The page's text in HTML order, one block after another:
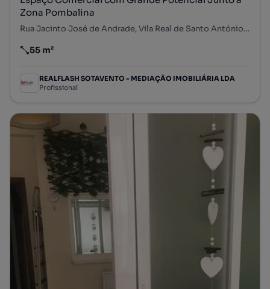
Zona Pombalina
Rua Jacinto José de Andrade, Vila Real de Santo António, Vila Real de Santo António, Faro
Preço por metro quadrado
55 m²
REALFLASH SOTAVENTO - MEDIAÇÃO IMOBILIÁRIA LDA
Profissional